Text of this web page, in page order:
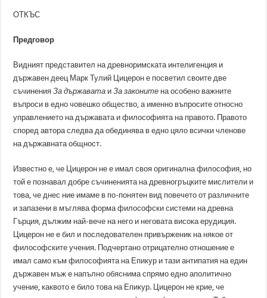
ОТКЪС
Предговор
Видният представител на древноримската интелигенция и
държавен деец Марк Тулий Цицерон е посветил своите две
съчиненияЗа държавата иЗа законите на особено важните
въпроси в едно човешко общество, а именно въпросите относно
управлението на държавата и философията на правото. Правото
според автора следва да обединява в едно цяло всички членове
на държавната общност.
Известно е, че Цицерон не е имал своя оригинална философия, но
той е познавал добре съчиненията на древногръцките мислители и
това, че днес ние имаме в по-понятен вид повечето от различните
и запазени в мъглява форма философски системи на древна
Гърция, дължим най-вече на него и неговата висока ерудиция.
Цицерон не е бил и последователен привърженик на някое от
философските учения. Подчертано отрицателно отношение е
имал само към философията на Епикур и тази антипатия на един
държавен мъж е напълно обяснима спрямо едно аполитично
учение, каквото е било това на Епикур. Цицерон не крие, че